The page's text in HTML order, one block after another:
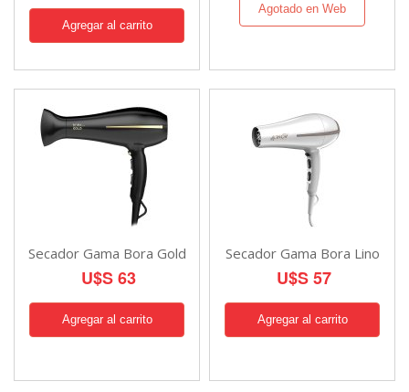
Agotado en Web
Secador Gama Bora Gold
U$S 63
Secador Gama Bora Lino
U$S 57